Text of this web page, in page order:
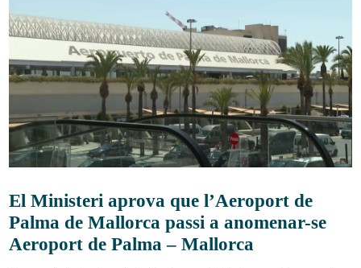
El Ministeri aprova que l’Aeroport de
Palma de Mallorca passi a anomenar-se
Aeroport de Palma – Mallorca